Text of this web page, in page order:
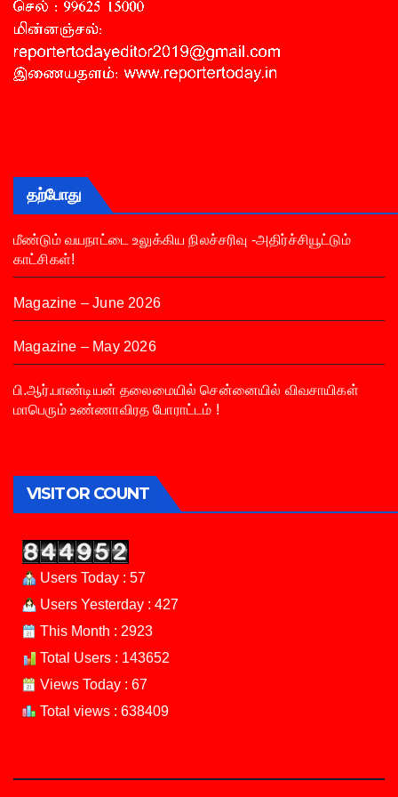
தற்போது
மீண்டும் வயநாட்டை உலுக்கிய நிலச்சரிவு -அதிர்ச்சியூட்டும்
காட்சிகள்!
Magazine – June 2026
Magazine – May 2026
பி.ஆர்.பாண்டியன் தலைமையில் சென்னையில் விவசாயிகள்
மாபெரும் உண்ணாவிரத போராட்டம் !
VISITOR COUNT
Users Today : 57
Users Yesterday : 427
This Month : 2923
Total Users : 143652
Views Today : 67
Total views : 638409